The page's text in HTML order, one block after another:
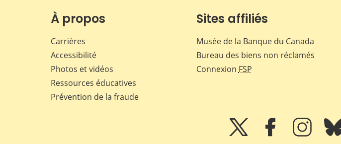
À propos
Carrières
Accessibilité
Photos et vidéos
Ressources éducatives
Prévention de la fraude
Sites affiliés
Musée de la Banque du Canada
Bureau des biens non réclamés
Connexion FSP